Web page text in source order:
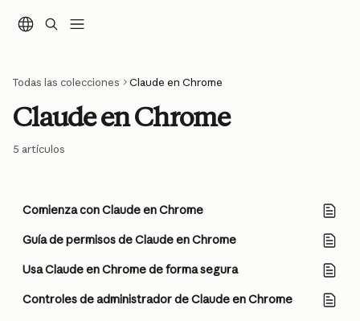
Todas las colecciones Claude en Chrome
Claude en Chrome
5 artículos
Comienza con Claude en Chrome
Guía de permisos de Claude en Chrome
Usa Claude en Chrome de forma segura
Controles de administrador de Claude en Chrome